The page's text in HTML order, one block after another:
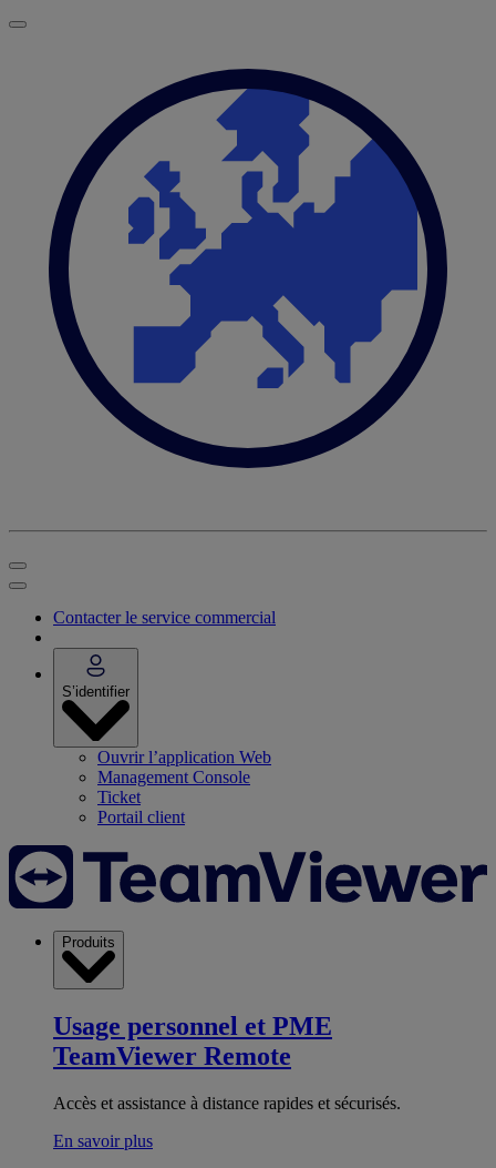
Contacter le service commercial
S’identifier
Ouvrir l’application Web
Management Console
Ticket
Portail client
Produits
Usage personnel et PME
TeamViewer Remote
Accès et assistance à distance rapides et sécurisés.
En savoir plus